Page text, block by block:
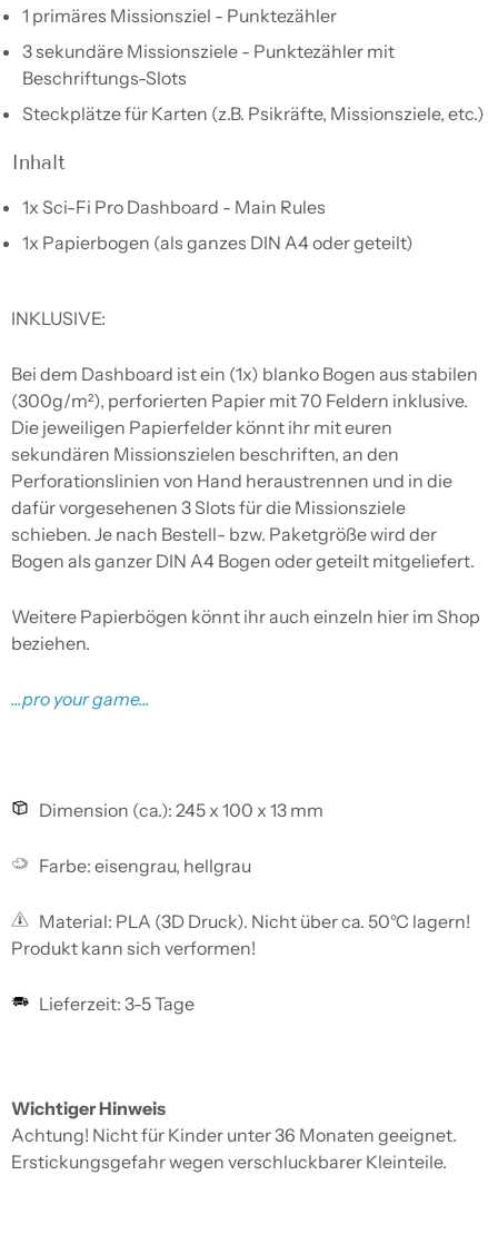
1 primäres Missionsziel - Punktezähler
3 sekundäre Missionsziele - Punktezähler mit
Beschriftungs-Slots
Steckplätze für Karten (z.B. Psikräfte, Missionsziele, etc.)
Inhalt
1x Sci-Fi Pro Dashboard - Main Rules
1x Papierbogen (als ganzes DIN A4 oder geteilt)
INKLUSIVE:
Bei dem Dashboard ist ein (1x) blanko Bogen aus stabilen
(300g/m²), perforierten Papier mit 70 Feldern inklusive.
Die jeweiligen Papierfelder könnt ihr mit euren
sekundären Missionszielen beschriften, an den
Perforationslinien von Hand heraustrennen und in die
dafür vorgesehenen 3 Slots für die Missionsziele
schieben. Je nach Bestell- bzw. Paketgröße wird der
Bogen als ganzer DIN A4 Bogen oder geteilt mitgeliefert.
Weitere Papierbögen könnt ihr auch einzeln hier im Shop
beziehen.
...pro your game...
Dimension (ca.): 245 x 100 x 13 mm
Farbe: eisengrau, hellgrau
Material: PLA (3D Druck). Nicht über ca. 50°C lagern!
Produkt kann sich verformen!
Lieferzeit: 3-5 Tage
Wichtiger Hinweis
Achtung! Nicht für Kinder unter 36 Monaten geeignet.
Erstickungsgefahr wegen verschluckbarer Kleinteile.